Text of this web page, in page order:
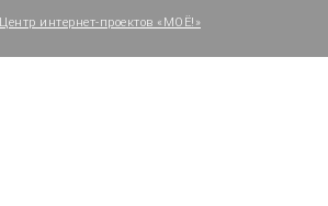
Центр интернет-проектов «МОЁ!»